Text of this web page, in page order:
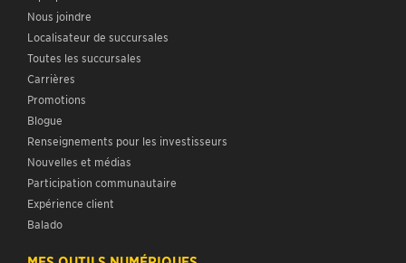
Nous joindre
Localisateur de succursales
Toutes les succursales
Carrières
Promotions
Blogue
Renseignements pour les investisseurs
Nouvelles et médias
Participation communautaire
Expérience client
Balado